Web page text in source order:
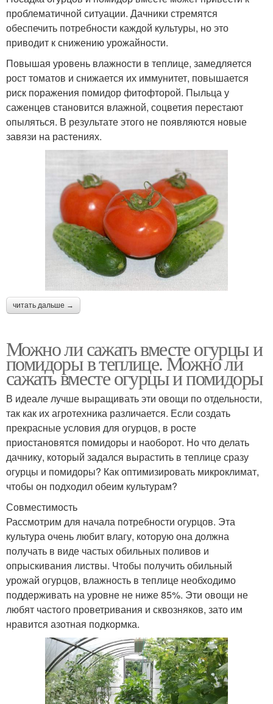
проблематичной ситуации. Дачники стремятся
обеспечить потребности каждой культуры, но это
приводит к снижению урожайности.
Повышая уровень влажности в теплице, замедляется
рост томатов и снижается их иммунитет, повышается
риск поражения помидор фитофторой. Пыльца у
саженцев становится влажной, соцветия перестают
опыляться. В результате этого не появляются новые
завязи на растениях.
читать дальше →
Можно ли сажать вместе огурцы и
помидоры в теплице. Можно ли
сажать вместе огурцы и помидоры
В идеале лучше выращивать эти овощи по отдельности,
так как их агротехника различается. Если создать
прекрасные условия для огурцов, в росте
приостановятся помидоры и наоборот. Но что делать
дачнику, который задался вырастить в теплице сразу
огурцы и помидоры? Как оптимизировать микроклимат,
чтобы он подходил обеим культурам?
Совместимость
Рассмотрим для начала потребности огурцов. Эта
культура очень любит влагу, которую она должна
получать в виде частых обильных поливов и
опрыскивания листвы. Чтобы получить обильный
урожай огурцов, влажность в теплице необходимо
поддерживать на уровне не ниже 85%. Эти овощи не
любят частого проветривания и сквозняков, зато им
нравится азотная подкормка.